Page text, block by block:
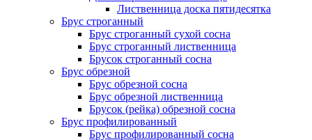
Лиственница доска пятидесятка
Брус строганный
Брус строганный сухой сосна
Брус строганный лиственница
Брусок строганный сосна
Брус обрезной
Брус обрезной сосна
Брус обрезной лиственница
Брусок (рейка) обрезной сосна
Брус профилированный
Брус профилированный сосна